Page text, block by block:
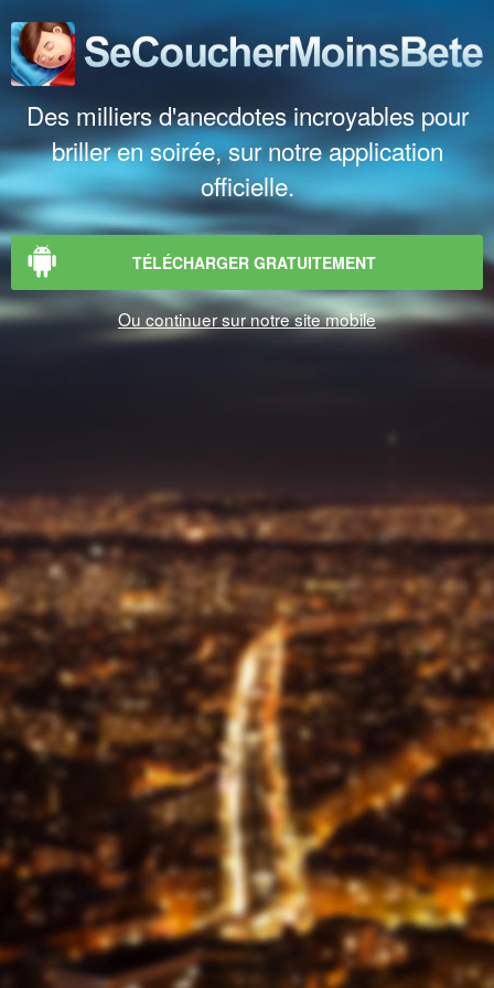
Des milliers d'anecdotes incroyables pour
briller en soirée, sur notre application
officielle.
TÉLÉCHARGER GRATUITEMENT
Ou continuer sur notre site mobile